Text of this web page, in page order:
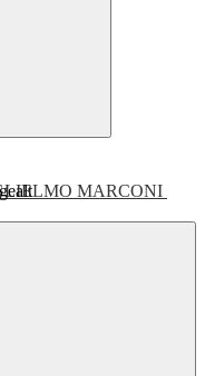
MARCONI